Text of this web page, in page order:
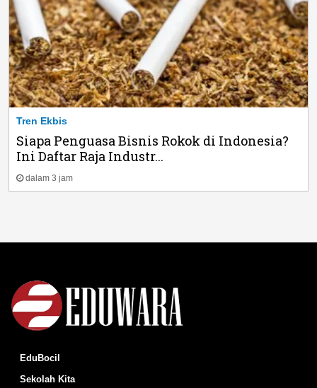
Tren Ekbis
Siapa Penguasa Bisnis Rokok di Indonesia?
Ini Daftar Raja Industr...
dalam 3 jam
EduBocil
Sekolah Kita